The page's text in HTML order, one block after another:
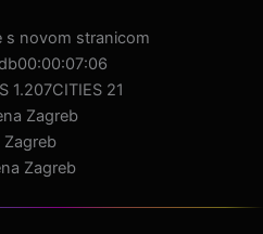
s novom stranicom
00:00:09:18
1.207CITIES 21
Zagreb
Zagreb
Zagreb
Zagreb